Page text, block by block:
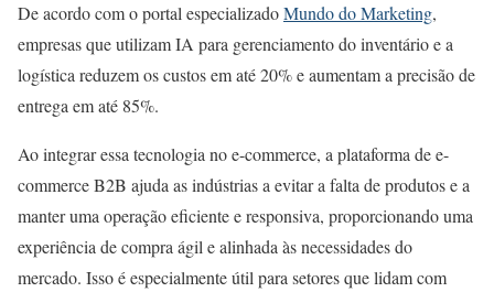
De acordo com o portal especializadoMundo do Marketing,
empresas que utilizam IA para gerenciamento do inventário e a
logística reduzem os custos em até 20% e aumentam a precisão de
entrega em até 85%.
Ao integrar essa tecnologia no e-commerce, a plataforma de e-
commerce B2B ajuda as indústrias a evitar a falta de produtos e a
manter uma operação eficiente e responsiva, proporcionando uma
experiência de compra ágil e alinhada às necessidades do
mercado. Isso é especialmente útil para setores que lidam com